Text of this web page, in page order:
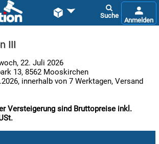
 
III
22. Juli 2026
13, 8562 Mooskirchen
innerhalb von 7 Werktagen, Versand
Versteigerung sind Bruttopreise inkl.